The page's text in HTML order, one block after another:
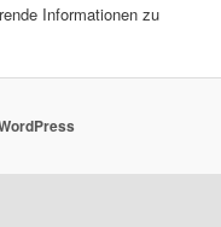
Informationen zu